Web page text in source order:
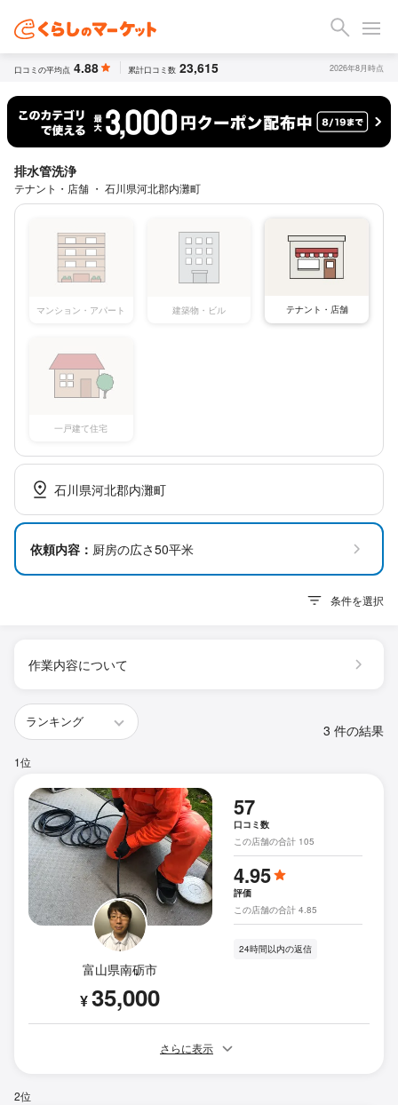
口コミの平均点 4.88 累計口コミ数 23,615 2026年8月時点
排水管洗浄
テナント・店舗 ・ 石川県河北郡内灘町
マンション・アパート 建築物・ビル テナント・店舗
一戸建て住宅
石川県河北郡内灘町
依頼内容： 厨房の広さ50平米
条件を選択
作業内容について
3 件の結果
1位
富山県南砺市
¥35,000
57
口コミ数
この店舗の合計 105
4.95
評価
この店舗の合計 4.85
24時間以内の返信
さらに表示
2位